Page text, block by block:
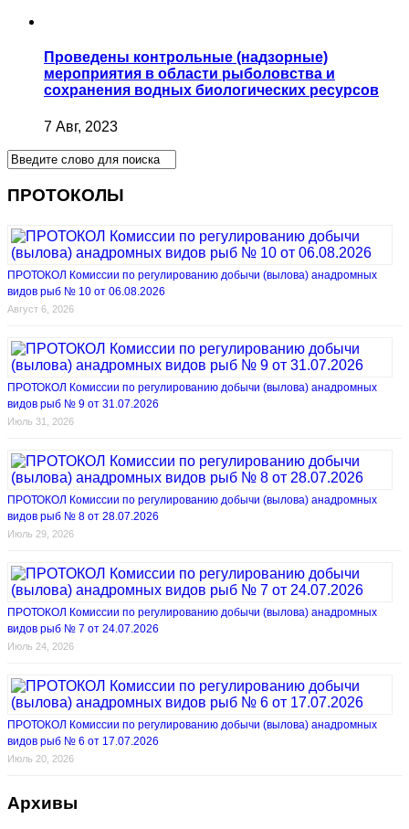
Проведены контрольные (надзорные)
мероприятия в области рыболовства и
сохранения водных биологических ресурсов
7 Авг, 2023
ПРОТОКОЛЫ
ПРОТОКОЛ Комиссии по регулированию добычи (вылова) анадромных
видов рыб № 10 от 06.08.2026
Август 6, 2026
ПРОТОКОЛ Комиссии по регулированию добычи (вылова) анадромных
видов рыб № 9 от 31.07.2026
Июль 31, 2026
ПРОТОКОЛ Комиссии по регулированию добычи (вылова) анадромных
видов рыб № 8 от 28.07.2026
Июль 29, 2026
ПРОТОКОЛ Комиссии по регулированию добычи (вылова) анадромных
видов рыб № 7 от 24.07.2026
Июль 24, 2026
ПРОТОКОЛ Комиссии по регулированию добычи (вылова) анадромных
видов рыб № 6 от 17.07.2026
Июль 20, 2026
Архивы